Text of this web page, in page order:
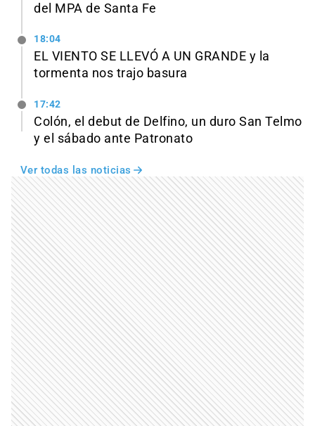
del MPA de Santa Fe
18:04
EL VIENTO SE LLEVÓ A UN GRANDE y la
tormenta nos trajo basura
17:42
Colón, el debut de Delfino, un duro San Telmo
y el sábado ante Patronato
Ver todas las noticias